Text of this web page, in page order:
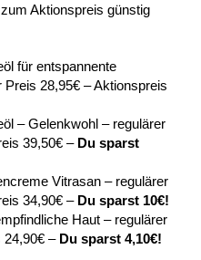
Aktionspreis günstig
für entspannente
28,95€ – Aktionspreis
– Gelenkwohl – regulärer
39,50€ – Du sparst
Vitrasan – regulärer
34,90€ – Du sparst 10€!
Haut – regulärer
24,90€ – Du sparst 4,10€!